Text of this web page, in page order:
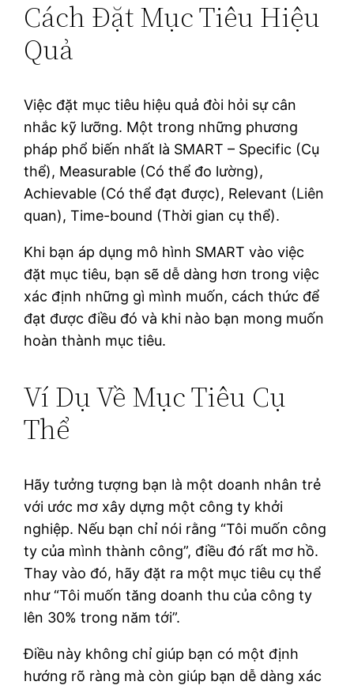
Cách Đặt Mục Tiêu Hiệu
Quả
Việc đặt mục tiêu hiệu quả đòi hỏi sự cân
nhắc kỹ lưỡng. Một trong những phương
pháp phổ biến nhất là SMART – Specific (Cụ
thể), Measurable (Có thể đo lường),
Achievable (Có thể đạt được), Relevant (Liên
quan), Time-bound (Thời gian cụ thể).
Khi bạn áp dụng mô hình SMART vào việc
đặt mục tiêu, bạn sẽ dễ dàng hơn trong việc
xác định những gì mình muốn, cách thức để
đạt được điều đó và khi nào bạn mong muốn
hoàn thành mục tiêu.
Ví Dụ Về Mục Tiêu Cụ
Thể
Hãy tưởng tượng bạn là một doanh nhân trẻ
với ước mơ xây dựng một công ty khởi
nghiệp. Nếu bạn chỉ nói rằng “Tôi muốn công
ty của mình thành công”, điều đó rất mơ hồ.
Thay vào đó, hãy đặt ra một mục tiêu cụ thể
như “Tôi muốn tăng doanh thu của công ty
lên 30% trong năm tới”.
Điều này không chỉ giúp bạn có một định
hướng rõ ràng mà còn giúp bạn dễ dàng xác